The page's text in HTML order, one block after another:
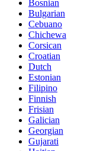
Bosnian
Bulgarian
Cebuano
Chichewa
Corsican
Croatian
Dutch
Estonian
Filipino
Finnish
Frisian
Galician
Georgian
Gujarati